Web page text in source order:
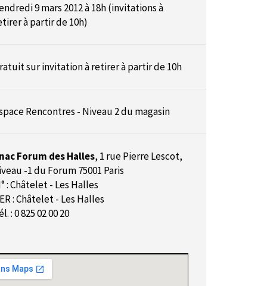
9 mars 2012 à 18h (invitations à
à partir de 10h)
sur invitation à retirer à partir de 10h
Rencontres - Niveau 2 du magasin
Forum des Halles, 1 rue Pierre Lescot,
-1 du Forum 75001 Paris
: Châtelet - Les Halles
: Châtelet - Les Halles
: 0 825 02 00 20